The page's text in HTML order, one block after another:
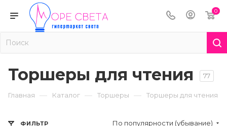
0
Торшеры для чтения 77
Главная — Каталог — Торшеры — Торшеры для чтения
ФИЛЬТР По популярности (убывание)